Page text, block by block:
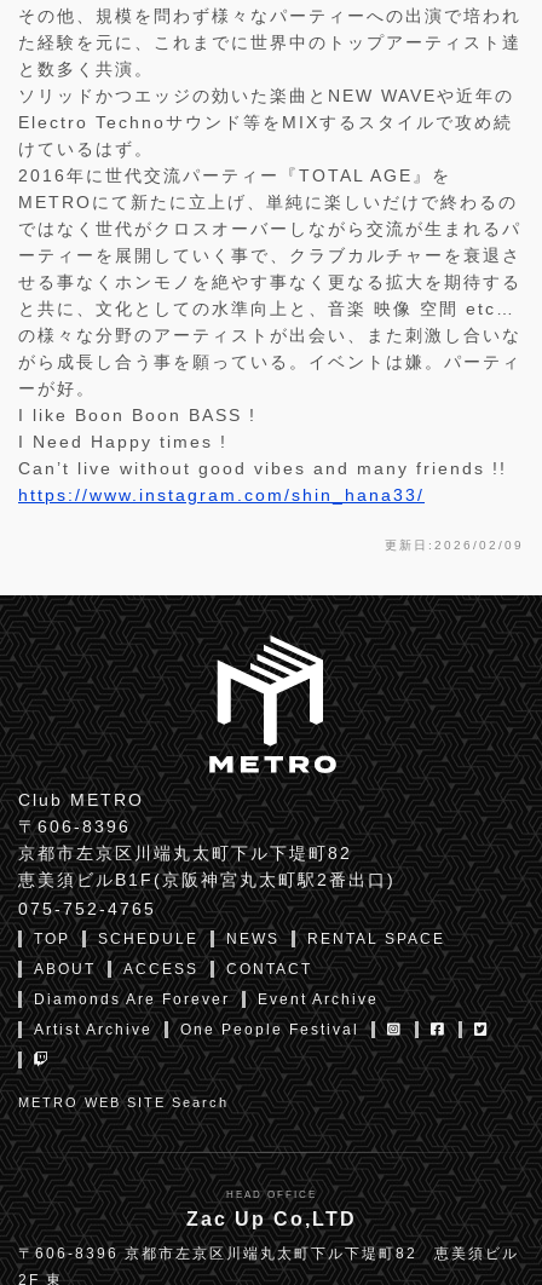
その他、規模を問わず様々なパーティーへの出演で培われ
た経験を元に、これまでに世界中のトップアーティスト達
と数多く共演。
ソリッドかつエッジの効いた楽曲とNEW WAVEや近年の
Electro Technoサウンド等をMIXするスタイルで攻め続
けているはず。
2016年に世代交流パーティー『TOTAL AGE』を
METROにて新たに立上げ、単純に楽しいだけで終わるの
ではなく世代がクロスオーバーしながら交流が生まれるパ
ーティーを展開していく事で、クラブカルチャーを衰退さ
せる事なくホンモノを絶やす事なく更なる拡大を期待する
と共に、文化としての水準向上と、音楽 映像 空間 etc…
の様々な分野のアーティストが出会い、また刺激し合いな
がら成長し合う事を願っている。イベントは嫌。パーティ
ーが好。
I like Boon Boon BASS !
I Need Happy times !
Can’t live without good vibes and many friends !!
https://www.instagram.com/shin_hana33/
更新日:2026/02/09
Club METRO
〒606-8396
京都市左京区川端丸太町下ル下堤町82
恵美須ビルB1F(京阪神宮丸太町駅2番出口)
075-752-4765
TOP SCHEDULE NEWS
RENTAL SPACE
ABOUT
ACCESS
CONTACT
Diamonds Are Forever
Event Archive
Artist Archive
One People Festival
METRO WEB SITE Search
HEAD OFFICE
Zac Up Co,LTD
〒606-8396 京都市左京区川端丸太町下ル下堤町82 恵美須ビル
2F 東